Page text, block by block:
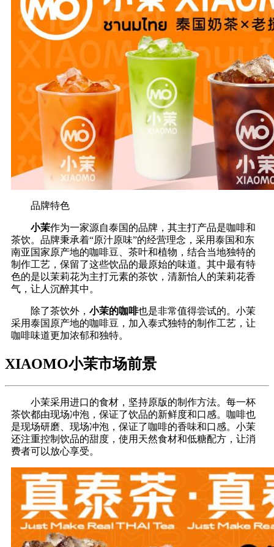
品牌特色
小茉作为一家源自泰国的品牌，其主打产品是咖啡和
茶饮。品牌秉承着“原汁原味”的经营理念，采用泰国和东
南亚国家原产地的咖啡豆、茶叶和植物，结合当地独特的
制作工艺，保留了这些饮品的最原始的味道。其中最有特
色的是以茉莉花为主打元素的茶饮，清新怡人的茉莉花香
气，让人沉醉其中。
除了茶饮外， 小茉的咖啡也是非常值得尝试的。小茉
采用泰国原产地的咖啡豆，加入泰式独特的制作工艺，让
咖啡味道更加浓郁和独特。
XIAOMO小茉市场前景
小茉采用进口的食材，坚持原版的制作方法。每一杯
茶饮都由现场冲泡，保证了饮品的新鲜度和口感。咖啡也
是现场研磨、现场冲泡，保证了咖啡的香味和口感。小茉
还注重控制饮品的甜度，使用天然食材和低糖配方，让消
费者可以放心享受。